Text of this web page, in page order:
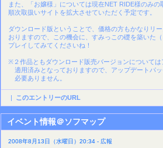
また、「お嬢様」については現在NET RIDE様のみの
順次取扱いサイトを拡大させていただく予定です。
ダウンロード版ということで、価格の方もかなりリ
おりますので、この機会に、すみっこの礎を築いた
プレイしてみてくださいね！
※２作品ともダウンロード販売バージョンについては
適用済みとなっておりますので、アップデートパ
必要ありません。
| このエントリーのURL
イベント情報＠ソフマップ
2008年8月13日（水曜日）20:34 - 広報